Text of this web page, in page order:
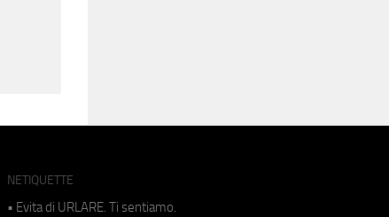
NETIQUETTE
• Evita di URLARE. Ti sentiamo.